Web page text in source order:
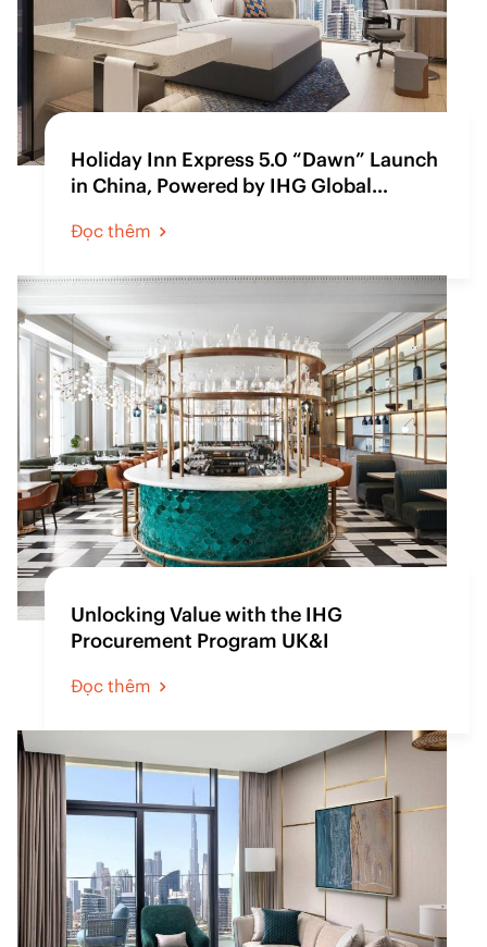
Holiday Inn Express 5.0 “Dawn” Launch
in China, Powered by IHG Global
Đọc thêm
Unlocking Value with the IHG
Procurement Program UK&I
Đọc thêm